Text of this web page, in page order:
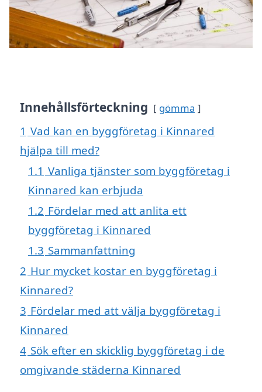
Innehållsförteckning gömma
1 Vad kan en byggföretag i Kinnared
hjälpa till med?
1.1 Vanliga tjänster som byggföretag i
Kinnared kan erbjuda
1.2 Fördelar med att anlita ett
byggföretag i Kinnared
1.3 Sammanfattning
2 Hur mycket kostar en byggföretag i
Kinnared?
3 Fördelar med att välja byggföretag i
Kinnared
4 Sök efter en skicklig byggföretag i de
omgivande städerna Kinnared